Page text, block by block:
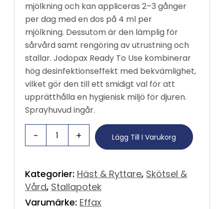
mjölkning och kan appliceras 2–3 gånger
per dag med en dos på 4 ml per
mjölkning. Dessutom är den lämplig för
sårvård samt rengöring av utrustning och
stallar. Jodopax Ready To Use kombinerar
hög desinfektionseffekt med bekvämlighet,
vilket gör den till ett smidigt val för att
upprätthålla en hygienisk miljö för djuren.
Sprayhuvud ingår.
Lägg Till I Varukorg
Kategorier: Häst & Ryttare, Skötsel &
Vård, Stallapotek
Varumärke: Effax